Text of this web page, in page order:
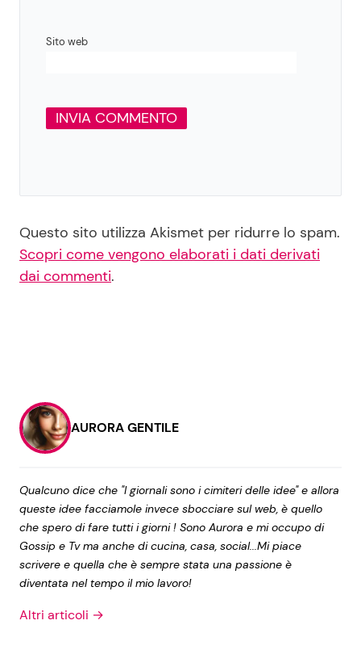
Sito web
Questo sito utilizza Akismet per ridurre lo spam.
Scopri come vengono elaborati i dati derivati
dai commenti.
AURORA GENTILE
Qualcuno dice che "I giornali sono i cimiteri delle idee" e allora
queste idee facciamole invece sbocciare sul web, è quello
che spero di fare tutti i giorni ! Sono Aurora e mi occupo di
Gossip e Tv ma anche di cucina, casa, social...Mi piace
scrivere e quella che è sempre stata una passione è
diventata nel tempo il mio lavoro!
Altri articoli →